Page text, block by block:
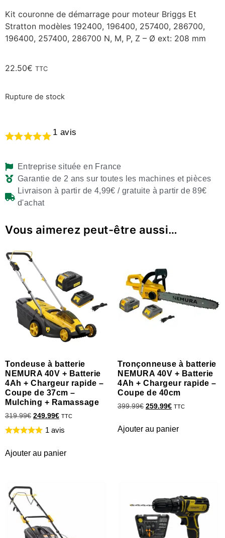
Kit couronne de démarrage pour moteur Briggs Et
Stratton modèles 192400, 196400, 257400, 286700,
196400, 257400, 286700 N, M, P, Z – Ø ext: 208 mm
22.50€ TTC
Rupture de stock
1 avis
Entreprise située en France
Garantie de 2 ans sur toutes les machines et pièces
Livraison à partir de 4,99€ / gratuite à partir de 89€
d'achat
Vous aimerez peut-être aussi…
Tondeuse à batterie
NEMURA 40V + Batterie
4Ah + Chargeur rapide –
Coupe de 37cm –
Mulching + Ramassage
319.99€ 249.99€ TTC
1 avis
Ajouter au panier
Tronçonneuse à batterie
NEMURA 40V + Batterie
4Ah + Chargeur rapide –
Coupe de 40cm
399.99€ 259.99€ TTC
Ajouter au panier